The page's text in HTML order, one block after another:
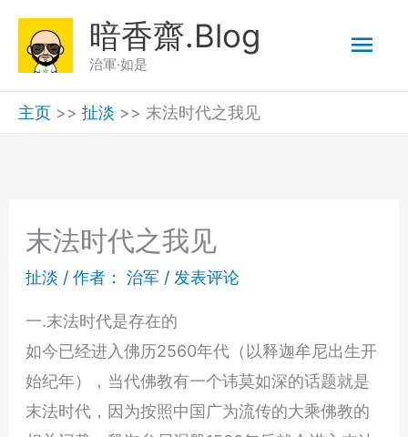
暗香齋.Blog
治軍·如是
主
菜
主页 >> 扯淡 >> 末法时代之我见
末法时代之我见
扯淡 / 作者： 治军 / 发表评论
一.末法时代是存在的
如今已经进入佛历2560年代（以释迦牟尼出生开
始纪年），当代佛教有一个讳莫如深的话题就是
末法时代，因为按照中国广为流传的大乘佛教的